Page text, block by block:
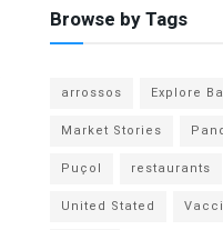
Browse by Tags
arrossos Explore
Market Stories
Puçol
restaurants
United Stated